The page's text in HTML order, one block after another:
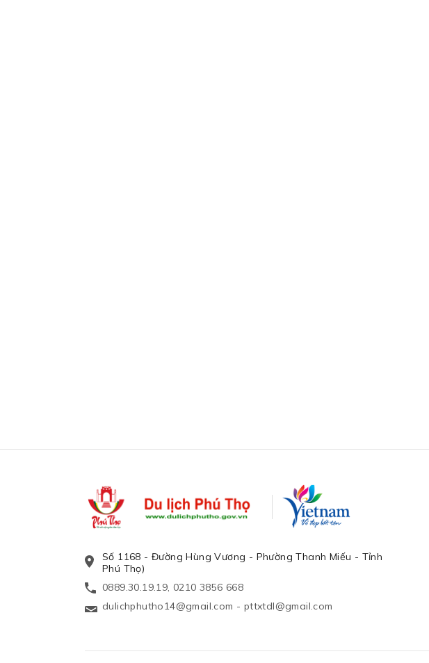
Số 1168 - Đường Hùng Vương - Phường Thanh Miếu - Tỉnh
Phú Thọ)
0889.30.19.19, 0210 3856 668
dulichphutho14@gmail.com - pttxtdl@gmail.com